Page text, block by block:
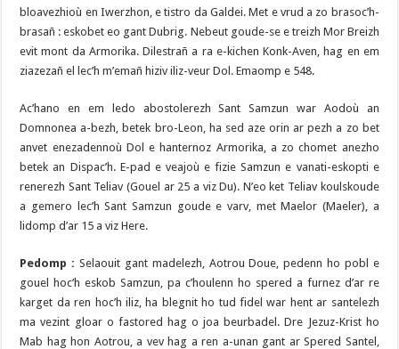
bloavezhioù en Iwerzhon, e tistro da Galdei. Met e vrud a zo brasoc’h-
brasañ : eskobet eo gant Dubrig. Nebeut goude-se e treizh Mor Breizh
evit mont da Armorika. Dilestrañ a ra e-kichen Konk-Aven, hag en em
ziazezañ el lec’h m’emañ hiziv iliz-veur Dol. Emaomp e 548.
Ac’hano en em ledo abostolerezh Sant Samzun war Aodoù an
Domnonea a-bezh, betek bro-Leon, ha sed aze orin ar pezh a zo bet
anvet enezadennoù Dol e hanternoz Armorika, a zo chomet anezho
betek an Dispac’h. E-pad e veajoù e fizie Samzun e vanati-eskopti e
renerezh Sant Teliav (Gouel ar 25 a viz Du). N’eo ket Teliav koulskoude
a gemero lec’h Sant Samzun goude e varv, met Maelor (Maeler), a
lidomp d’ar 15 a viz Here.
Pedomp : Selaouit gant madelezh, Aotrou Doue, pedenn ho pobl e
gouel hoc’h eskob Samzun, pa c’houlenn ho spered a furnez d’ar re
karget da ren hoc’h iliz, ha blegnit ho tud fidel war hent ar santelezh
ma vezint gloar o fastored hag o joa beurbadel. Dre Jezuz-Krist ho
Mab hag hon Aotrou, a vev hag a ren a-unan gant ar Spered Santel,